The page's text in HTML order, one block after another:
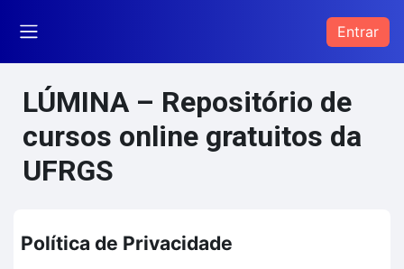
Entrar
LÚMINA – Repositório de
cursos online gratuitos da
UFRGS
Política de Privacidade